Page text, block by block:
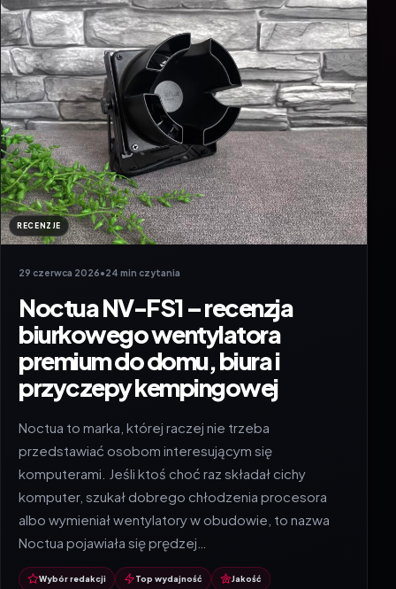
RECENZJE
29 czerwca 2026•24 min czytania
Noctua NV-FS1 – recenzja
biurkowego wentylatora
premium do domu, biura i
przyczepy kempingowej
Noctua to marka, której raczej nie trzeba
przedstawiać osobom interesującym się
komputerami. Jeśli ktoś choć raz składał cichy
komputer, szukał dobrego chłodzenia procesora
albo wymieniał wentylatory w obudowie, to nazwa
Noctua pojawiała się prędzej…
Wybór redakcji Top wydajność Jakość